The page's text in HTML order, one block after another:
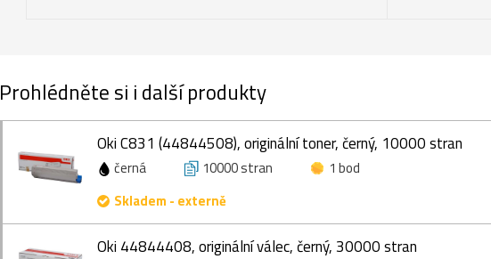
Prohlédněte si i další produkty
Oki C831 (44844508), originální toner, černý, 10000 stran
černá 10000 stran
1 bod
Skladem - externě
Oki 44844408, originální válec, černý, 30000 stran